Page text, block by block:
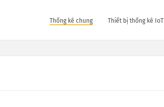
Thống kê chung Thiết bị thống kê IoT